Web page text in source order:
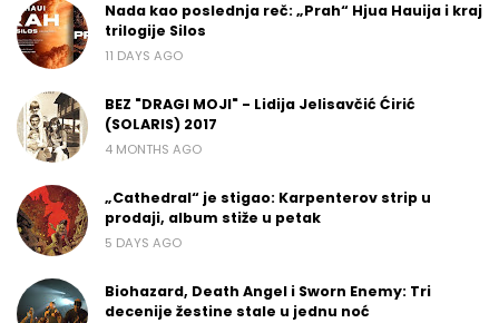
Nada kao poslednja reč: „Prah“ Hjua Hauija i kraj
trilogije Silos
11 DAYS AGO
BEZ "DRAGI MOJI" - Lidija Jelisavčić Ćirić
(SOLARIS) 2017
4 MONTHS AGO
„Cathedral“ je stigao: Karpenterov strip u
prodaji, album stiže u petak
5 DAYS AGO
Biohazard, Death Angel i Sworn Enemy: Tri
decenije žestine stale u jednu noć